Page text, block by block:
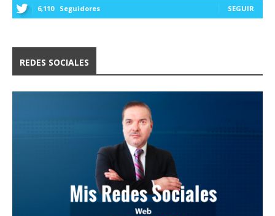
6,110 Seguidores SEGUIR
REDES SOCIALES